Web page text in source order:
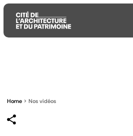
principal
principal
recherche
Home Nos vidéos